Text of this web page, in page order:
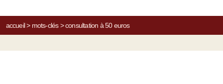
accueil> mots-clés> consultation à 50 euros